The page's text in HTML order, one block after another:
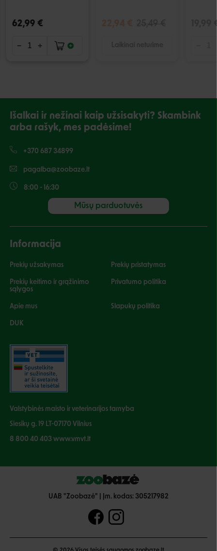
62,99 € 19,99
Išalkai ir nežinai kaip užsisakyti? Skambink
arba rašyk, mes padėsime!
+370 687 34899
pagalba@zoobaze.lt
8:00 - 16:30
Mūsų parduotuvės
Informacija
Prekių užsakymas Prekių pristatymas
Prekių keitimo ir grąžinimo
sąlygos
Privatumo politika
Apie mus Slapukų politika
DUK
Valstybinės maisto ir veterinarijos tarnyba
Siesikų g. 19 LT-07170 Vilnius
8 800 40 403 www.vmvt.lt
UAB "Zoobazė" | Įm. kodas: 305217982